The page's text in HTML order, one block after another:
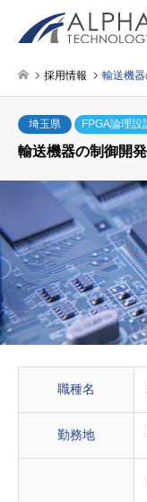
採用情報 輸送機
埼玉県 FPGA論理設
輸送機器の制御開発
職種名
勤務地